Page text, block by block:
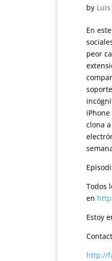
by
En
peor
clona
Todos
en
Estoy
http://